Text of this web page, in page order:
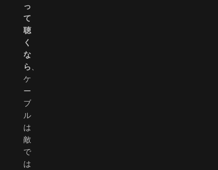
っ
て
聴
く
な
ら
ケ
ー
ブ
ル
は
敵
で
は